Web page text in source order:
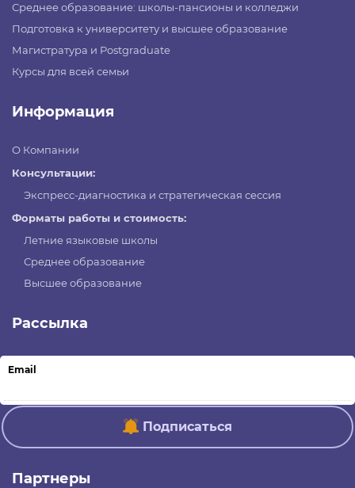
Среднее образование: школы-пансионы и колледжи
Подготовка к университету и высшее образование
Магистратура и Postgraduate
Курсы для всей семьи
Информация
О Компании
Консультации:
Экспресс-диагностика и стратегическая сессия
Форматы работы и стоимость:
Летние языковые школы
Среднее образование
Высшее образование
Рассылка
Email
Подписаться
Партнеры